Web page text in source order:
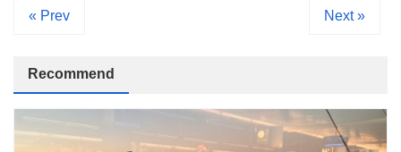
« Prev Next »
Recommend